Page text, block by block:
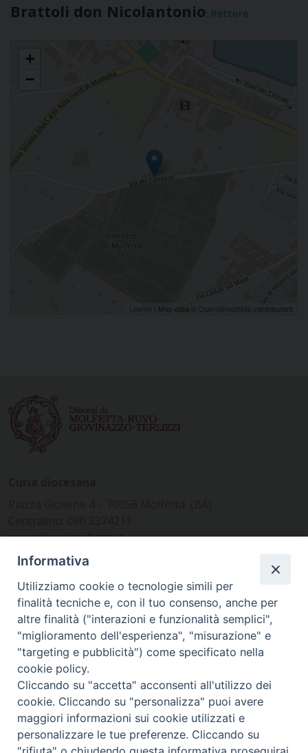
Brattoli don Nicolantonio: Rettore
Cappella del Cimitero Molfetta
+
−
Leaflet | Map data © OpenStreetMap contributors
www.diocesimolfetta.it –
diocesimolfetta@pec.chiesacattolica.it
Ufficio Comunicazioni sociali
Piazza Giovene 4 – 70056 Molfetta (BA)
comunicazionisociali@diocesimolfetta.it
SEGUICI SU
Facebook
Instagram
X YouTube
Feed
Privacy Policy - trasparenza
Informativa
Utilizziamo cookie o tecnologie simili per
finalità tecniche e, con il tuo consenso, anche per
altre finalità ("interazioni e funzionalità semplici",
"miglioramento dell'esperienza", "misurazione" e
"targeting e pubblicità") come specificato nella
cookie policy.
Cliccando su "accetta" acconsenti all'utilizzo dei
cookie. Cliccando su "personalizza" puoi avere
maggiori informazioni sui cookie utilizzati e
personalizzare le tue preferenze. Cliccando su